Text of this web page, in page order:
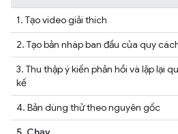
1. Tạo video giải thích
2. Tạo bản nháp ban đầu của quy
3. Thu thập ý kiến phản hồi và lặp lại
kế
4. Bản dùng thử theo nguyên gốc